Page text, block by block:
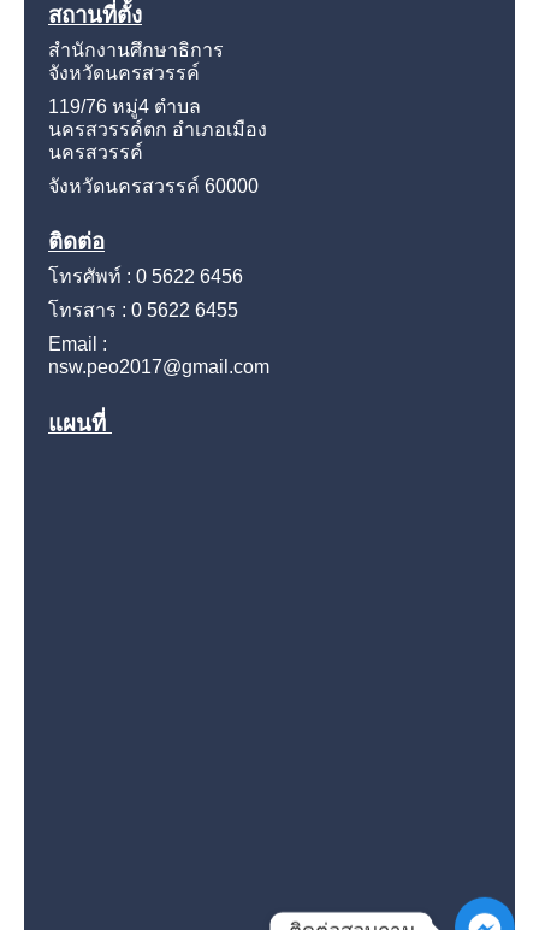
สถานที่ตั้ง
สำนักงานศึกษาธิการ
จังหวัดนครสวรรค์
119/76 หมู่4 ตำบล
นครสวรรค์ตก อำเภอเมือง
นครสวรรค์
จังหวัดนครสวรรค์ 60000
ติดต่อ
โทรศัพท์ : 0 5622 6456
โทรสาร : 0 5622 6455
Email :
nsw.peo2017@gmail.com
แผนที่
ติดต่อสอบถาม